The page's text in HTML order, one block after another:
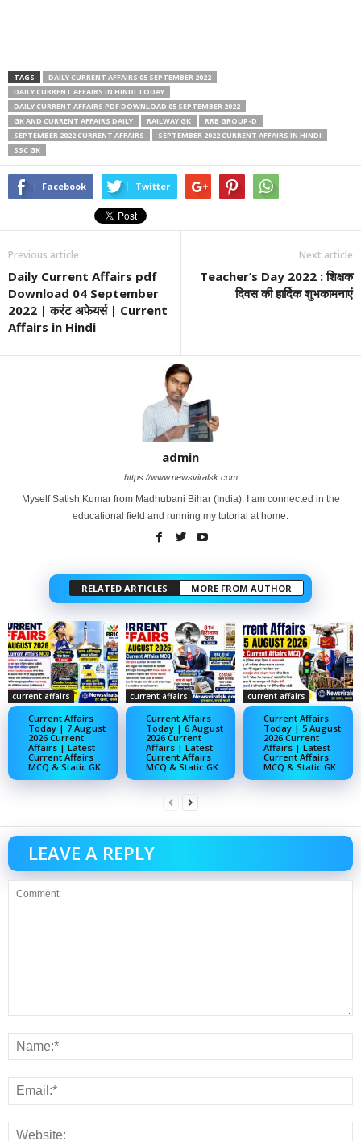
TAGS
DAILY CURRENT AFFAIRS 05 SEPTEMBER 2022
DAILY CURRENT AFFAIRS IN HINDI TODAY
DAILY CURRENT AFFAIRS PDF DOWNLOAD 05 SEPTEMBER 2022
GK AND CURRENT AFFAIRS DAILY
RAILWAY GK
RRB GROUP-D
SEPTEMBER 2022 CURRENT AFFAIRS
SEPTEMBER 2022 CURRENT AFFAIRS IN HINDI
SSC GK
Facebook Twitter
Previous article
Daily Current Affairs pdf
Download 04 September
2022 | करंट अफेयर्स | Current
Affairs in Hindi
Next article
Teacher’s Day 2022 : शिक्षक
दिवस की हार्दिक शुभकामनाएं
admin
https://www.newsviralsk.com
Myself Satish Kumar from Madhubani Bihar (India). I am connected in the
educational field and running my tutorial at home.
RELATED ARTICLES MORE FROM AUTHOR
current affairs
Current Affairs
Today | 7 August
2026 Current
Affairs | Latest
Current Affairs
MCQ & Static GK
current affairs
Current Affairs
Today | 6 August
2026 Current
Affairs | Latest
Current Affairs
MCQ & Static GK
current affairs
Current Affairs
Today | 5 August
2026 Current
Affairs | Latest
Current Affairs
MCQ & Static GK
LEAVE A REPLY